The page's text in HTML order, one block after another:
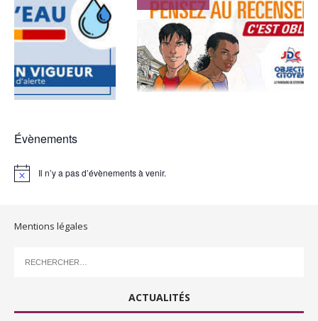
Évènements
N
c
Il n’y a pas d’évènements à venir.
Mentions légales
ACTUALITÉS